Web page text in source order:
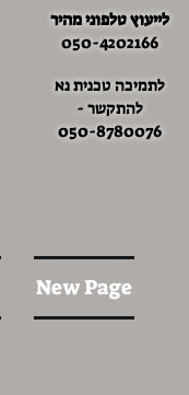
לייעוץ טלפוני מהיר
050-4202166
לתמיכה טכנית נא
להתקשר -
050-8780076
New Page